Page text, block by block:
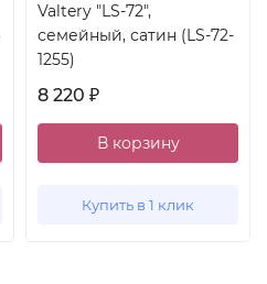
Valtery "LS-72",
семейный, сатин (LS-72-
1255)
8 220 ₽
В корзину
Купить в 1 клик